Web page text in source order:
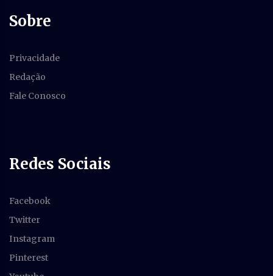
Sobre
Privacidade
Redação
Fale Conosco
Redes Sociais
Facebook
Twitter
Instagram
Pinterest